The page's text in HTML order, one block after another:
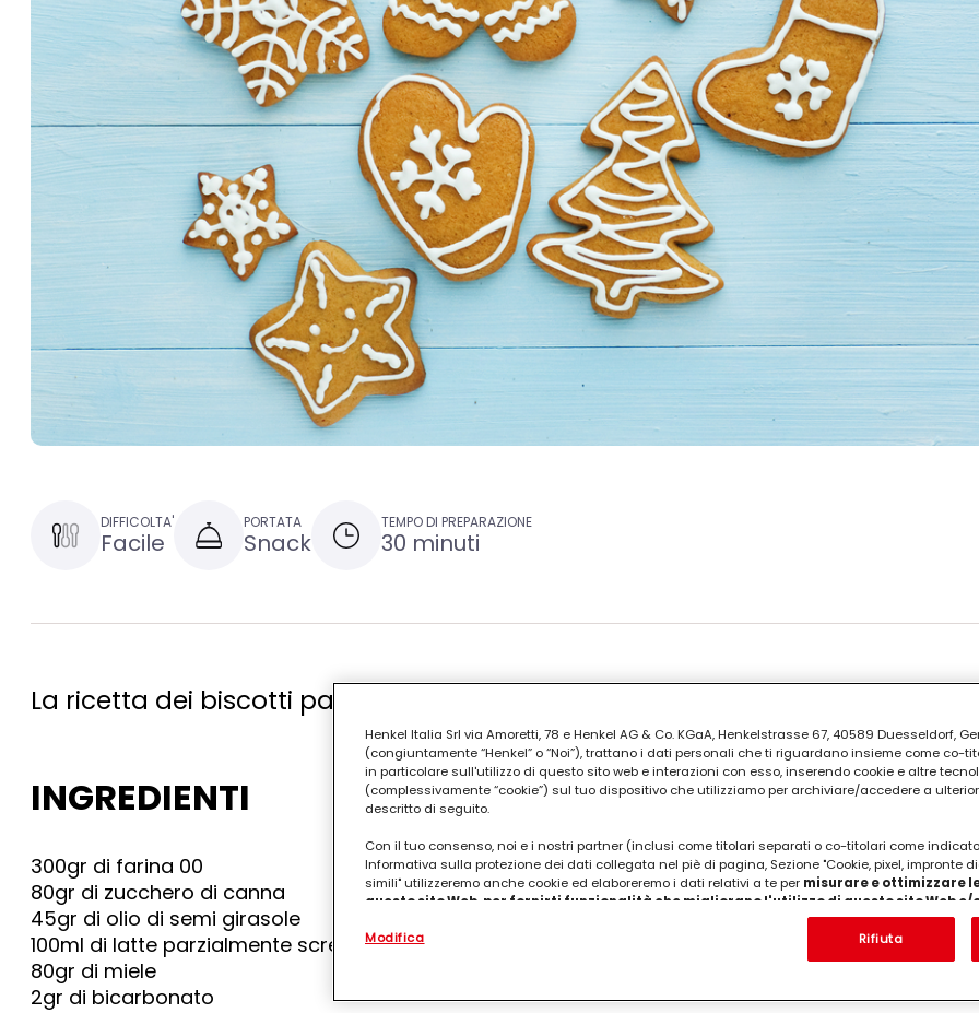
DIFFICOLTA'
Facile
PORTATA
Snack
TEMPO DI PREPARAZIONE
30 minuti
La ricetta dei biscotti pan di zenzero senza burro e uova.
INGREDIENTI
300gr di farina 00
80gr di zucchero di canna
45gr di olio di semi girasole
100ml di latte parzialmente scremato o di soia
80gr di miele
2gr di bicarbonato
Henkel Italia Srl via Amoretti, 78 e Henkel AG & Co. KGaA, Henkelstrasse 67, 40589 Duesseldorf,
(congiuntamente “Henkel” o “Noi”), trattano i dati personali che ti riguardano insieme come co-
in particolare sull'utilizzo di questo sito web e interazioni con esso, inserendo cookie e altre
(complessivamente “cookie”) sul tuo dispositivo che utilizziamo per archiviare/accedere a
descritto di seguito.
Con il tuo consenso, noi e i nostri partner (inclusi come titolari separati o co-titolari come
Informativa sulla protezione dei dati collegata nel piè di pagina, Sezione "Cookie, pixel, impronte
simili" utilizzeremo anche cookie ed elaboreremo i dati relativi a te per misurare e ottimizzare
questo sito Web, per fornirti funzionalità che migliorano l'utilizzo di questo sito Web e/
. Analizzeremo il tuo utilizzo di questo sito Web e le tue interazioni commerciali
(rispettivamente dell'azienda per cui lavori) per) e su tale base tracciare i tuoi acquisti dei nostri
terzi, conservare le nostre informazioni sulle entità commerciali e creare profili individuali su di te
Modifica Rifiuta